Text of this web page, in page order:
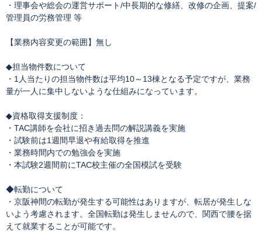
・理事会や総会の運営サポート/中長期的な修繕、改修の企画、提案/
管理員の労務管理 等
【業務内容変更の範囲】無し
◆担当物件数について
・1人当たりの担当物件数は平均10～13棟となる予定ですが、業務
量が一人に集中しないような仕組みになっています。
◆資格取得支援制度：
・TAC講師を会社に招き過去問の解説講義を実施
・試験前は1週間早退や有給取得を推進
・業務時間内での勉強会を実施
・本試験2週間前にTAC校主催の全国模試を受験
◆転勤について
・京阪神間の転勤が発生する可能性はありますが、転居が発生しな
いよう考慮されます。全国転勤は発生しませんので、関西で腰を据
えて就業することが可能です。